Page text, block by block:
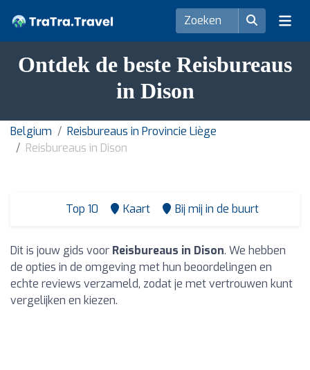
Ontdek de beste Reisbureaus
in Dison
Belgium
Reisbureaus in Provincie Liège
Reisbureaus in Dison
Top 10 Kaart Bij mij in de buurt
Dit is jouw gids voor Reisbureaus in Dison. We hebben
de opties in de omgeving met hun beoordelingen en
echte reviews verzameld, zodat je met vertrouwen kunt
vergelijken en kiezen.